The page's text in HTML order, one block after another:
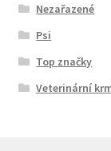
Nezařazené
Psi
Top značky
Veterinární